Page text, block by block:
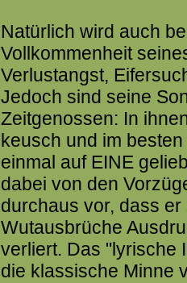
Natürlich wird auch
Vollkommenheit
Verlustangst,
Jedoch sind seine
Zeitgenossen: In
keusch und im
einmal auf EINE
dabei von den
durchaus vor, dass
Wutausbrüche
verliert. Das "lyrische
die klassische Minne